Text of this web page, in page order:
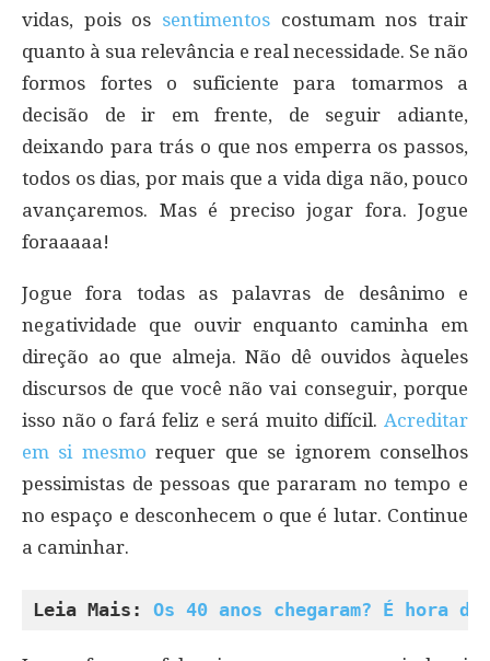
vidas, pois os sentimentos costumam nos trair
quanto à sua relevância e real necessidade. Se não
formos fortes o suficiente para tomarmos a
decisão de ir em frente, de seguir adiante,
deixando para trás o que nos emperra os passos,
todos os dias, por mais que a vida diga não, pouco
avançaremos. Mas é preciso jogar fora. Jogue
foraaaaa!
Jogue fora todas as palavras de desânimo e
negatividade que ouvir enquanto caminha em
direção ao que almeja. Não dê ouvidos àqueles
discursos de que você não vai conseguir, porque
isso não o fará feliz e será muito difícil. Acreditar
em si mesmo requer que se ignorem conselhos
pessimistas de pessoas que pararam no tempo e
no espaço e desconhecem o que é lutar. Continue
a caminhar.
Leia Mais: Os 40 anos chegaram? É hora